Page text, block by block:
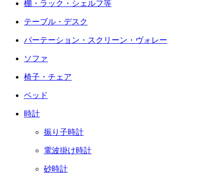
棚・ラック・シェルフ等
テーブル・デスク
パーテーション・スクリーン・ヴォレー
ソファ
椅子・チェア
ベッド
時計
振り子時計
電波掛け時計
砂時計